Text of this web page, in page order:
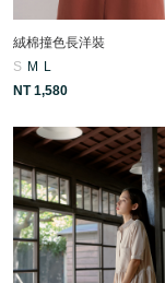
絨棉撞色長洋裝
S M
L
NT 1,580